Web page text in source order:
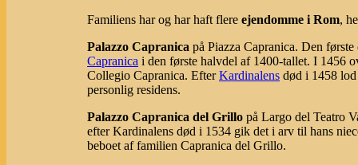
Familiens har og har haft flere ejendomme i Rom,
Palazzo Capranica på Piazza Capranica. Den
Capranica i den første halvdel af 1400-tallet. I 1456
Collegio Capranica. EfterKardinalens død i 1458
personlig residens.
Palazzo Capranica del Grillo på Largo del Teatro
efter Kardinalens død i 1534 gik det i arv til hans
beboet af familien Capranica del Grillo.